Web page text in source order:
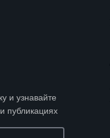
и узнавайте
публикациях